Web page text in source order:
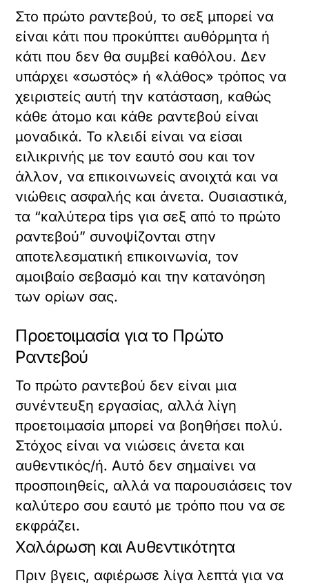
Στο πρώτο ραντεβού, το σεξ μπορεί να
είναι κάτι που προκύπτει αυθόρμητα ή
κάτι που δεν θα συμβεί καθόλου. Δεν
υπάρχει «σωστός» ή «λάθος» τρόπος να
χειριστείς αυτή την κατάσταση, καθώς
κάθε άτομο και κάθε ραντεβού είναι
μοναδικά. Το κλειδί είναι να είσαι
ειλικρινής με τον εαυτό σου και τον
άλλον, να επικοινωνείς ανοιχτά και να
νιώθεις ασφαλής και άνετα. Ουσιαστικά,
τα “καλύτερα tips για σεξ από το πρώτο
ραντεβού” συνοψίζονται στην
αποτελεσματική επικοινωνία, τον
αμοιβαίο σεβασμό και την κατανόηση
των ορίων σας.
Προετοιμασία για το Πρώτο
Ραντεβού
Το πρώτο ραντεβού δεν είναι μια
συνέντευξη εργασίας, αλλά λίγη
προετοιμασία μπορεί να βοηθήσει πολύ.
Στόχος είναι να νιώσεις άνετα και
αυθεντικός/ή. Αυτό δεν σημαίνει να
προσποιηθείς, αλλά να παρουσιάσεις τον
καλύτερο σου εαυτό με τρόπο που να σε
εκφράζει.
Χαλάρωση και Αυθεντικότητα
Πριν βγεις, αφιέρωσε λίγα λεπτά για να